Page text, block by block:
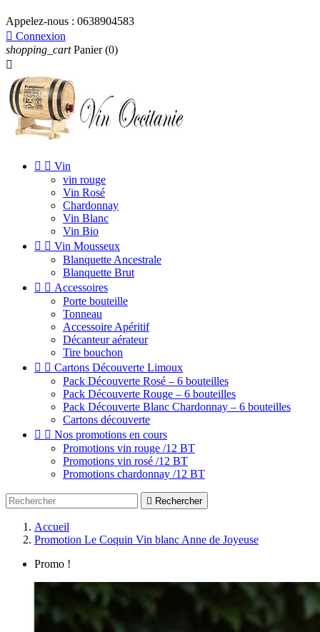
Appelez-nous : 0638904583
 Connexion
shopping_cart Panier (0)

  Vin
vin rouge
Vin Rosé
Chardonnay
Vin Blanc
Vin Bio
  Vin Mousseux
Blanquette Ancestrale
Blanquette Brut
  Accessoires
Porte bouteille
Tonneau
Accessoire Apéritif
Décanteur aérateur
Tire bouchon
  Cartons Découverte Limoux
Pack Découverte Rosé – 6 bouteilles
Pack Découverte Rouge – 6 bouteilles
Pack Découverte Blanc Chardonnay – 6 bouteilles
Cartons découverte
  Nos promotions en cours
Promotions vin rouge /12 BT
Promotions vin rosé /12 BT
Promotions chardonnay /12 BT
 Rechercher
Accueil
Promotion Le Coquin Vin blanc Anne de Joyeuse
Promo !